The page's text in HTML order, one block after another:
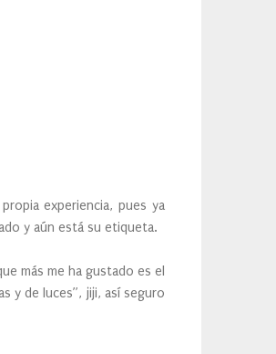
experiencia, pues ya
y aún está su etiqueta.
más me ha gustado es el
y de luces”, jiji, así seguro